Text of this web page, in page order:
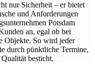
nur Sicherheit – er bietet
und Anforderungen
Potsdam
an, egal ob bei
Objekte. So wird jeder
durch pünktliche Termine,
besticht.